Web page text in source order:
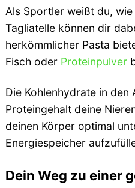
Als Sportler weißt du,
Tagliatelle können dir
herkömmlicher Pasta
Fisch oder Proteinpulver
Die Kohlenhydrate in
Proteingehalt deine
deinen Körper optimal
Energiespeicher
Dein Weg zu einer